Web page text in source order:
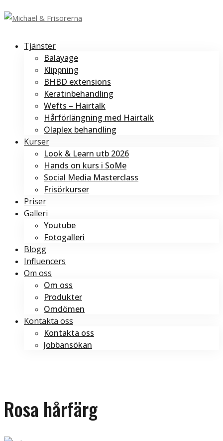
Tjänster
Balayage
Klippning
BHBD extensions
Keratinbehandling
Wefts – Hairtalk
Hårförlängning med Hairtalk
Olaplex behandling
Kurser
Look & Learn utb 2026
Hands on kurs i SoMe
Social Media Masterclass
Frisörkurser
Priser
Galleri
Youtube
Fotogalleri
Blogg
Influencers
Om oss
Om oss
Produkter
Omdömen
Kontakta oss
Kontakta oss
Jobbansökan
Rosa hårfärg